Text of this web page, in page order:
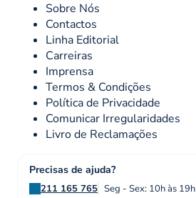
Sobre Nós
Contactos
Linha Editorial
Carreiras
Imprensa
Termos & Condições
Política de Privacidade
Comunicar Irregularidades
Livro de Reclamações
Precisas de ajuda?
211 165 765 Seg - Sex: 10h às 19h